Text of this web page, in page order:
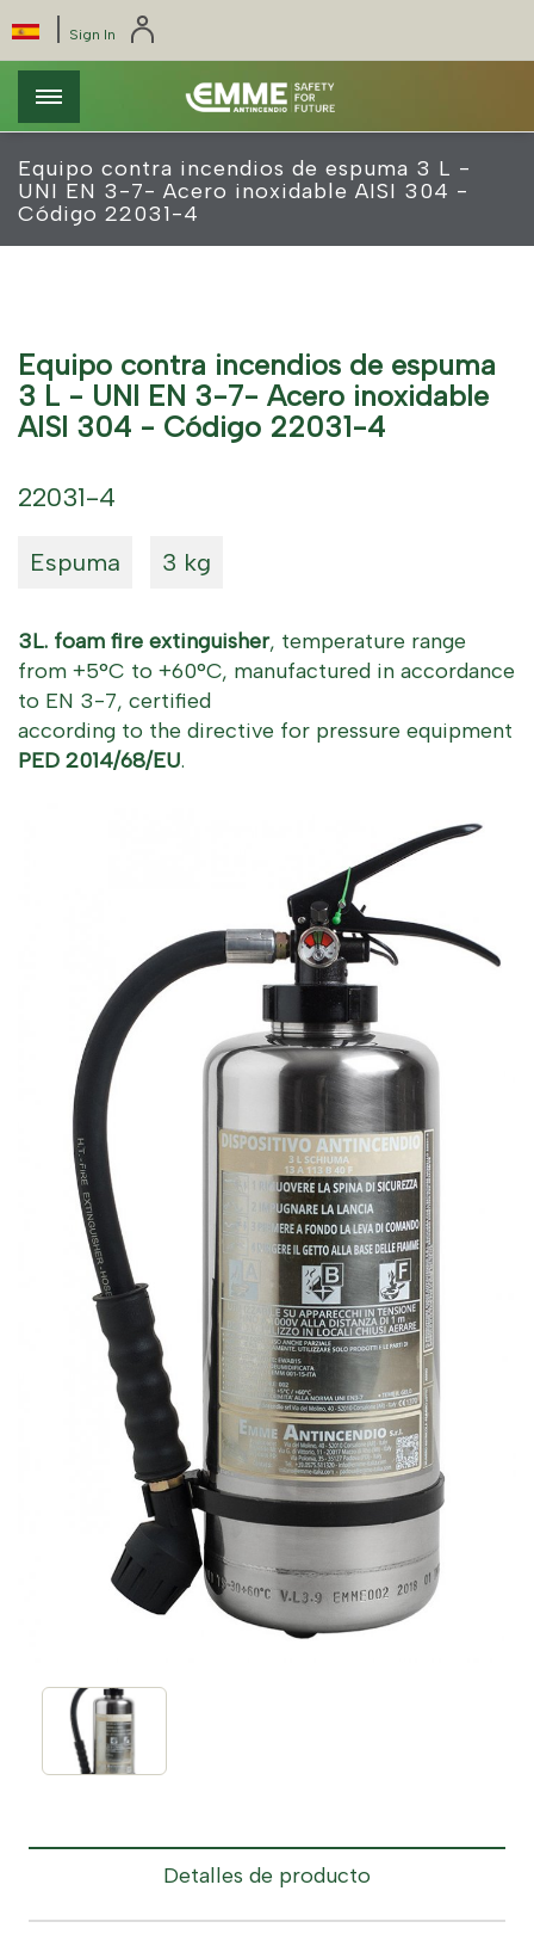
al
contenido
principal
Select
language
Sign In
Equipo contra incendios de espuma 3 L -
UNI EN 3-7- Acero inoxidable AISI 304 -
Código 22031-4
Equipo contra incendios de espuma
3 L - UNI EN 3-7- Acero inoxidable
AISI 304 - Código 22031-4
22031-4
Espuma 3 kg
3L. foam fire extinguisher, temperature range
from +5°C to +60°C, manufactured in accordance
to EN 3-7, certified
according to the directive for pressure equipment
PED 2014/68/EU.
Detalles de producto
Pannello di gestione dei cookies